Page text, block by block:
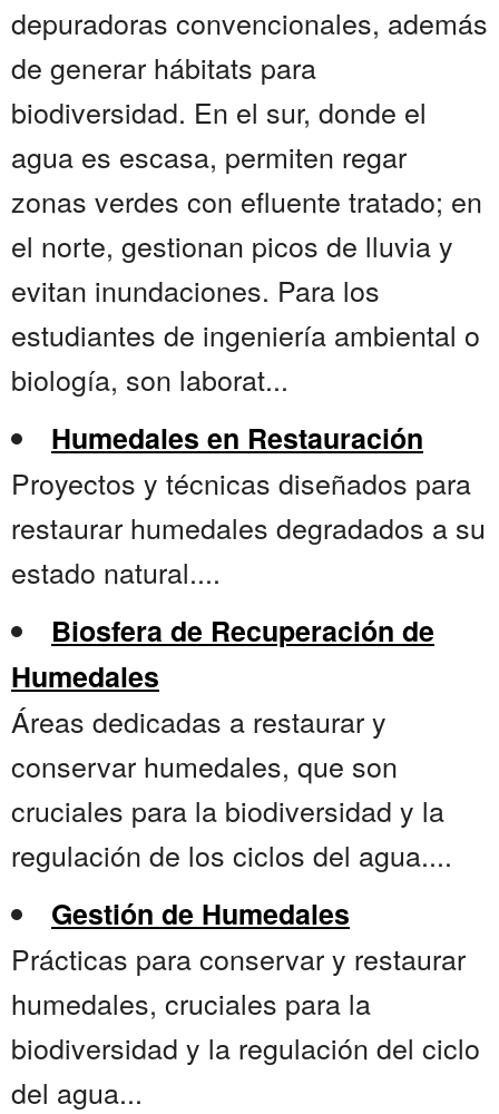
depuradoras convencionales, además
de generar hábitats para
biodiversidad. En el sur, donde el
agua es escasa, permiten regar
zonas verdes con efluente tratado; en
el norte, gestionan picos de lluvia y
evitan inundaciones. Para los
estudiantes de ingeniería ambiental o
biología, son laborat...
Humedales en Restauración
Proyectos y técnicas diseñados para
restaurar humedales degradados a su
estado natural....
Biosfera de Recuperación de
Humedales
Áreas dedicadas a restaurar y
conservar humedales, que son
cruciales para la biodiversidad y la
regulación de los ciclos del agua....
Gestión de Humedales
Prácticas para conservar y restaurar
humedales, cruciales para la
biodiversidad y la regulación del ciclo
del agua...